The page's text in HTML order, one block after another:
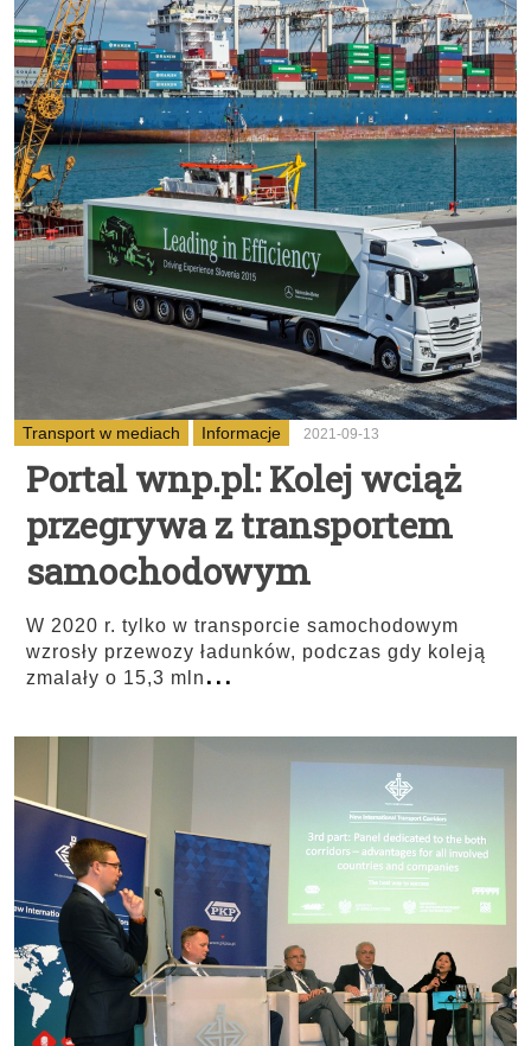
Transport w mediach Informacje 2021-09-13
Portal wnp.pl: Kolej wciąż
przegrywa z transportem
samochodowym
W 2020 r. tylko w transporcie samochodowym
wzrosły przewozy ładunków, podczas gdy koleją
zmalały o 15,3 mln ...